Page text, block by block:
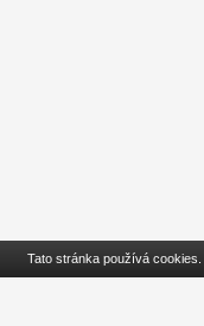
Tato stránka používá cookies.